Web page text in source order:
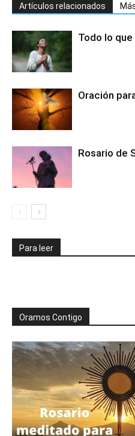
Artículos relacionados
Todo lo
Oración
Rosario de
Para leer
Oramos Contigo